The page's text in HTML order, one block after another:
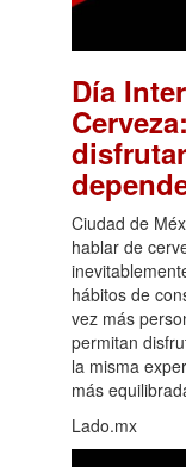
Día
Ciudad de
hablar de
hábitos de
vez más
permitan
la misma
más
Lado.mx